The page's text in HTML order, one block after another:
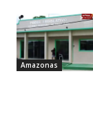
Amazonas